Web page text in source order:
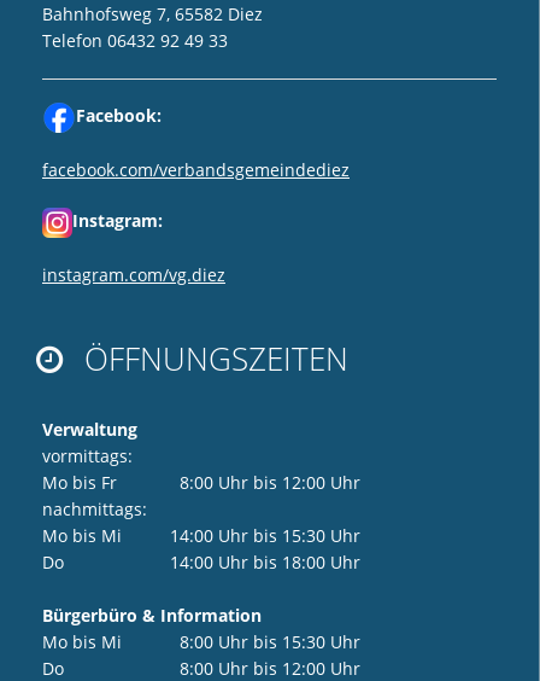
Bahnhofsweg 7, 65582 Diez
Telefon 06432 92 49 33
Facebook:
facebook.com/verbandsgemeindediez
Instagram:
instagram.com/vg.diez
 ÖFFNUNGSZEITEN
Verwaltung
vormittags:
Mo bis Fr 8:00 Uhr bis 12:00 Uhr
nachmittags:
Mo bis Mi 14:00 Uhr bis 15:30 Uhr
Do 14:00 Uhr bis 18:00 Uhr
Bürgerbüro & Information
Mo bis Mi 8:00 Uhr bis 15:30 Uhr
Do 8:00 Uhr bis 12:00 Uhr